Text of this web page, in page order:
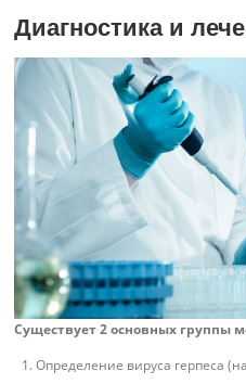
Диагностика и
Существует 2 основных группы
Определение вируса герпеса